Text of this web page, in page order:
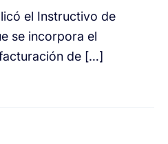
el Instructivo de
se incorpora el
de […]